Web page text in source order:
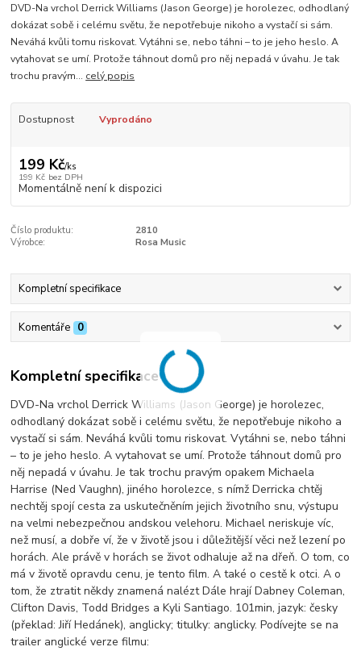
DVD-Na vrchol Derrick Williams (Jason George) je horolezec, odhodlaný
dokázat sobě i celému světu, že nepotřebuje nikoho a vystačí si sám.
Neváhá kvůli tomu riskovat. Vytáhni se, nebo táhni – to je jeho heslo. A
vytahovat se umí. Protože táhnout domů pro něj nepadá v úvahu. Je tak
trochu pravým... celý popis
Dostupnost Vyprodáno
199 Kč/ks
199 Kč bez DPH
Momentálně není k dispozici
Číslo produktu:
2810
Výrobce:
Rosa Music
Kompletní specifikace
Komentáře 0
Kompletní specifikace
DVD-Na vrchol Derrick Williams (Jason George) je horolezec,
odhodlaný dokázat sobě i celému světu, že nepotřebuje nikoho a
vystačí si sám. Neváhá kvůli tomu riskovat. Vytáhni se, nebo táhni
– to je jeho heslo. A vytahovat se umí. Protože táhnout domů pro
něj nepadá v úvahu. Je tak trochu pravým opakem Michaela
Harrise (Ned Vaughn), jiného horolezce, s nímž Derricka chtěj
nechtěj spojí cesta za uskutečněním jejich životního snu, výstupu
na velmi nebezpečnou andskou velehoru. Michael neriskuje víc,
než musí, a dobře ví, že v životě jsou i důležitější věci než lezení po
horách. Ale právě v horách se život odhaluje až na dřeň. O tom, co
má v životě opravdu cenu, je tento film. A také o cestě k otci. A o
tom, že ztratit někdy znamená nalézt Dále hrají Dabney Coleman,
Clifton Davis, Todd Bridges a Kyli Santiago. 101min, jazyk: česky
(překlad: Jiří Hedánek), anglicky; titulky: anglicky. Podívejte se na
trailer anglické verze filmu: